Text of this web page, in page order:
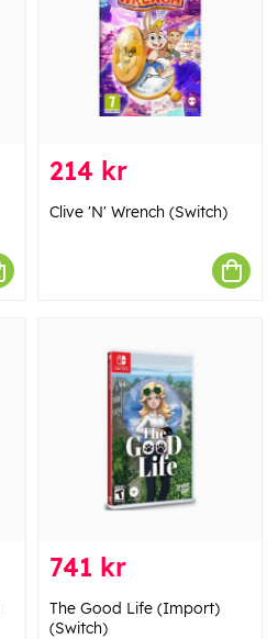
214 kr
Clive 'N' Wrench (Switch)
741 kr
The Good Life (Import)
(Switch)